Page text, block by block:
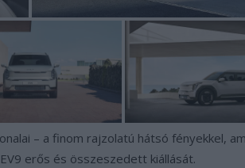
– a finom rajzolatú hátsó fényekkel,
erős és összeszedett kiállását.